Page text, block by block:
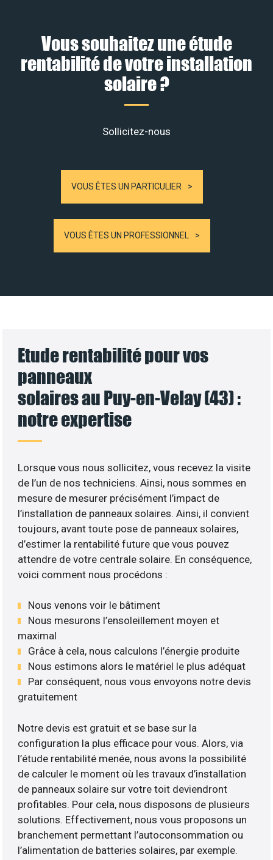
Vous souhaitez une étude
rentabilité de votre installation
solaire ?
Sollicitez-nous
VOUS ÊTES UN PARTICULIER
VOUS ÊTES UN PROFESSIONNEL
Etude rentabilité pour vos
panneaux
solaires au Puy-en-Velay (43) :
notre expertise
Lorsque vous nous sollicitez, vous recevez la visite
de l’un de nos techniciens. Ainsi, nous sommes en
mesure de mesurer précisément l’impact de
l’installation de panneaux solaires. Ainsi, il convient
toujours, avant toute pose de panneaux solaires,
d’estimer la rentabilité future que vous pouvez
attendre de votre centrale solaire. En conséquence,
voici comment nous procédons :
Nous venons voir le bâtiment
Nous mesurons l’ensoleillement moyen et
maximal
Grâce à cela, nous calculons l’énergie produite
Nous estimons alors le matériel le plus adéquat
Par conséquent, nous vous envoyons notre devis
gratuitement
Notre devis est gratuit et se base sur la
configuration la plus efficace pour vous. Alors, via
l’étude rentabilité menée, nous avons la possibilité
de calculer le moment où les travaux d’installation
de panneaux solaire sur votre toit deviendront
profitables. Pour cela, nous disposons de plusieurs
solutions. Effectivement, nous vous proposons un
branchement permettant l’autoconsommation ou
l’alimentation de batteries solaires, par exemple.